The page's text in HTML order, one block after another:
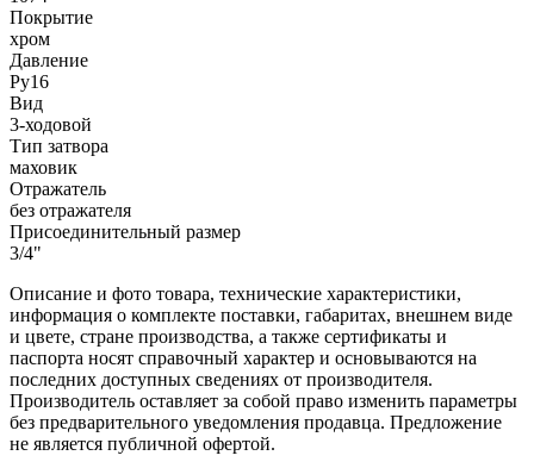
Покрытие
хром
Давление
Ру16
Вид
3-ходовой
Тип затвора
маховик
Отражатель
без отражателя
Присоединительный размер
3/4"
Описание и фото товара, технические характеристики,
информация о комплекте поставки, габаритах, внешнем виде
и цвете, стране производства, а также сертификаты и
паспорта носят справочный характер и основываются на
последних доступных сведениях от производителя.
Производитель оставляет за собой право изменить параметры
без предварительного уведомления продавца. Предложение
не является публичной офертой.